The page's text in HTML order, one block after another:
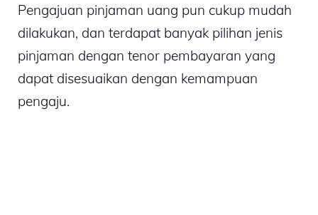
Pengajuan pinjaman uang pun cukup mudah
dilakukan, dan terdapat banyak pilihan jenis
pinjaman dengan tenor pembayaran yang
dapat disesuaikan dengan kemampuan
pengaju.